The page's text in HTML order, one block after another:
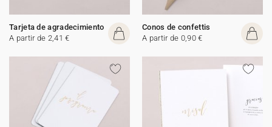
Tarjeta de agradecimiento
A partir de 2,41 €
Conos de confettis
A partir de 0,90 €